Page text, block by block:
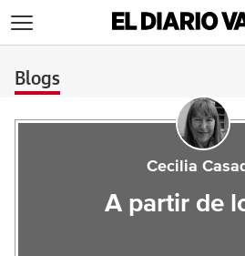
Blogs
Cecilia
A partir de